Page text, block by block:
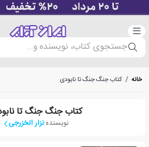
دسته‌بندی
جستجوی کتاب، نویسنده و...
خانه / کتاب جنگ جنگ تا نابودی
کتاب جنگ جنگ تا
نویسنده:نزار الخزرجی